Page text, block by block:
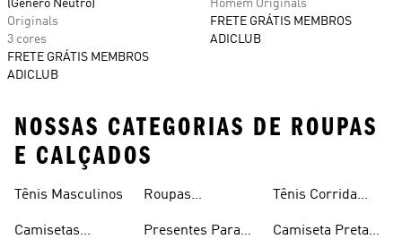
(Gênero Neutro)
Originals
3 cores
FRETE GRÁTIS MEMBROS
ADICLUB
Homem Originals
FRETE GRÁTIS MEMBROS
ADICLUB
NOSSAS CATEGORIAS DE ROUPAS
E CALÇADOS
Tênis Masculinos
Camisetas
Roupas
Presentes Para
Masculinas
Tênis Corrida
Camiseta Preta